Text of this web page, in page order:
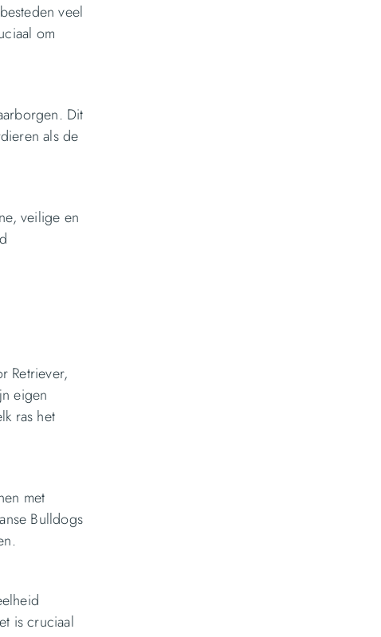
veel
om
Dit
als de
veilige en
Retriever,
eigen
ras het
met
Bulldogs
is cruciaal